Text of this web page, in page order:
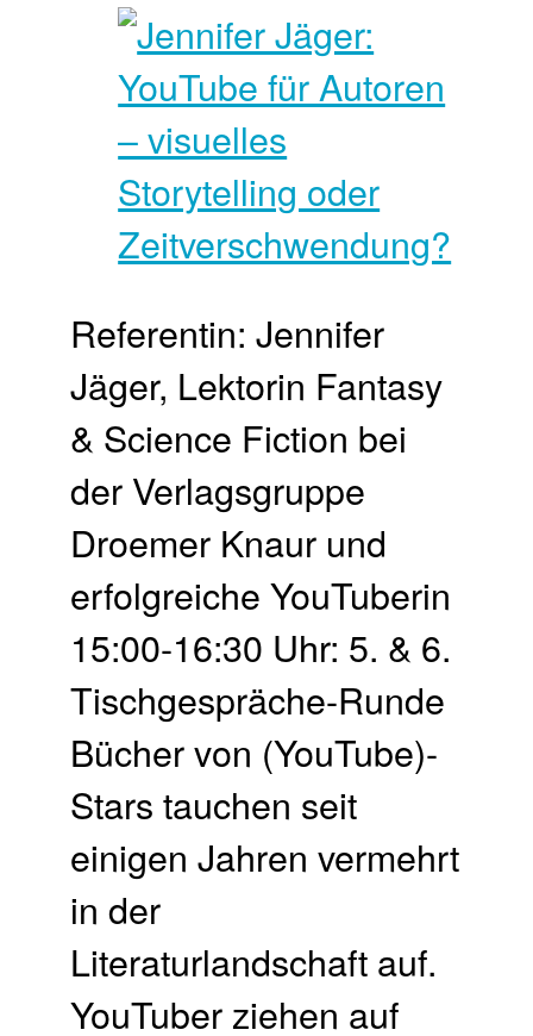
Referentin: Jennifer
Jäger, Lektorin Fantasy
& Science Fiction bei
der Verlagsgruppe
Droemer Knaur und
erfolgreiche YouTuberin
15:00-16:30 Uhr: 5. & 6.
Tischgespräche-Runde
Bücher von (YouTube)-
Stars tauchen seit
einigen Jahren vermehrt
in der
Literaturlandschaft auf.
YouTuber ziehen auf